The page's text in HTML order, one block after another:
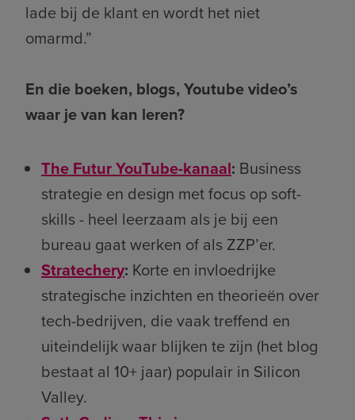
lade bij de klant en wordt het niet
omarmd.”
En die boeken, blogs, Youtube video’s
waar je van kan leren?
The Futur YouTube-kanaal: Business
strategie en design met focus op soft-
skills - heel leerzaam als je bij een
bureau gaat werken of als ZZP’er.
Stratechery: Korte en invloedrijke
strategische inzichten en theorieën over
tech-bedrijven, die vaak treffend en
uiteindelijk waar blijken te zijn (het blog
bestaat al 10+ jaar) populair in Silicon
Valley.